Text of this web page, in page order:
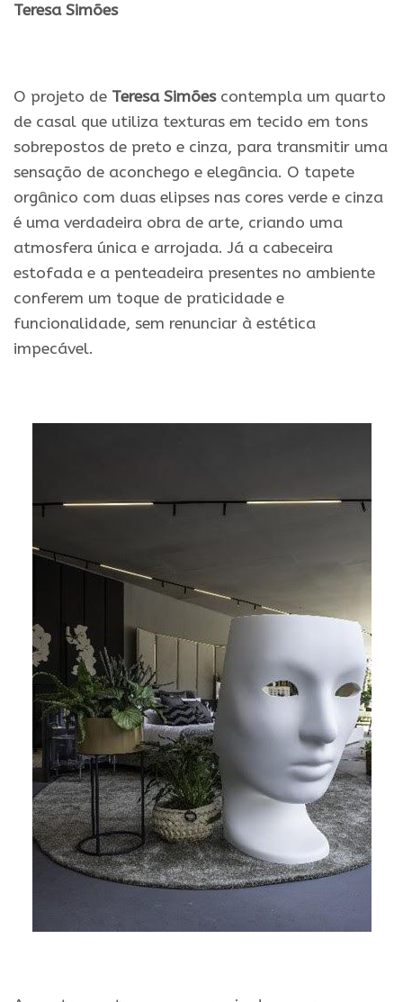
Teresa Simões
O projeto de Teresa Simõescontempla um quarto
de casal que utiliza texturas em tecido em tons
sobrepostos de preto e cinza, para transmitir uma
sensação de aconchego e elegância. O tapete
orgânico com duas elipses nas cores verde e cinza
é uma verdadeira obra de arte, criando uma
atmosfera única e arrojada. Já a cabeceira
estofada e a penteadeira presentes no ambiente
conferem um toque de praticidade e
funcionalidade, sem renunciar à estética
impecável.